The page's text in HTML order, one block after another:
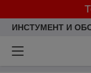
ИНСТУМЕНТ И